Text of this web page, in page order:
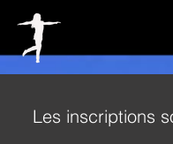
Les inscriptions